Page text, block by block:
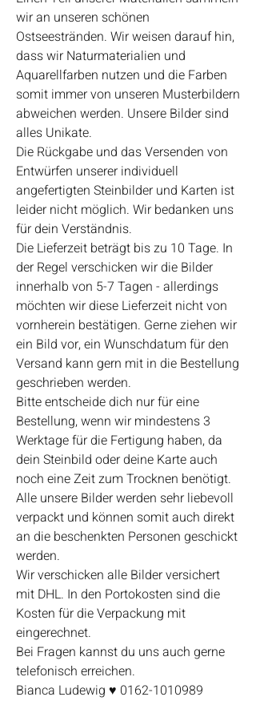
wir an unseren schönen
Ostseestränden. Wir weisen darauf hin,
dass wir Naturmaterialien und
Aquarellfarben nutzen und die Farben
somit immer von unseren Musterbildern
abweichen werden. Unsere Bilder sind
alles Unikate.
Die Rückgabe und das Versenden von
Entwürfen unserer individuell
angefertigten Steinbilder und Karten ist
leider nicht möglich. Wir bedanken uns
für dein Verständnis.
Die Lieferzeit beträgt bis zu 10 Tage. In
der Regel verschicken wir die Bilder
innerhalb von 5-7 Tagen - allerdings
möchten wir diese Lieferzeit nicht von
vornherein bestätigen. Gerne ziehen wir
ein Bild vor, ein Wunschdatum für den
Versand kann gern mit in die Bestellung
geschrieben werden.
Bitte entscheide dich nur für eine
Bestellung, wenn wir mindestens 3
Werktage für die Fertigung haben, da
dein Steinbild oder deine Karte auch
noch eine Zeit zum Trocknen benötigt.
Alle unsere Bilder werden sehr liebevoll
verpackt und können somit auch direkt
an die beschenkten Personen geschickt
werden.
Wir verschicken alle Bilder versichert
mit DHL. In den Portokosten sind die
Kosten für die Verpackung mit
eingerechnet.
Bei Fragen kannst du uns auch gerne
telefonisch erreichen.
Bianca Ludewig ♥ 0162-1010989